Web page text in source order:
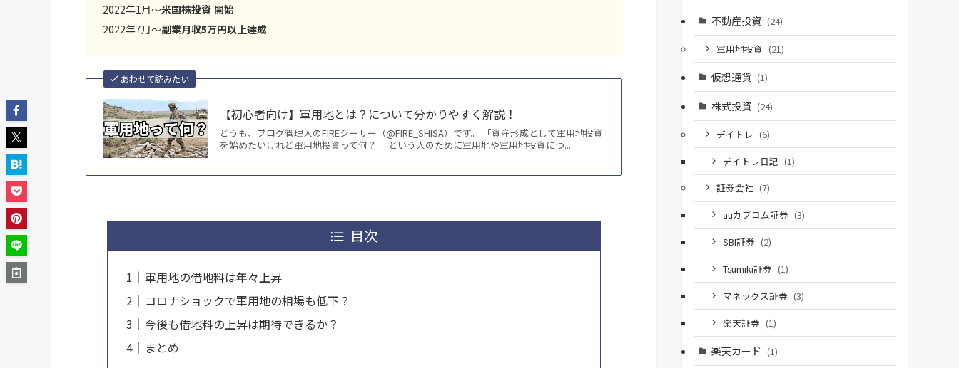
2022年1月～米国株投資 開始
2022年7月～副業月収5万円以上達成
あわせて読みたい
【初心者向け】軍用地とは？について分かりやすく解説！
どうも、ブログ管理人のFIREシーサー（@FIRE_SHISA）です。 「資産形成として軍用地投資
を始めたいけれど軍用地投資って何？」 という人のために軍用地や軍用地投資につ...
目次
軍用地の借地料は年々上昇
コロナショックで軍用地の相場も低下？
今後も借地料の上昇は期待できるか？
まとめ
不動産投資 (24)
軍用地投資 (21)
仮想通貨 (1)
株式投資 (24)
デイトレ (6)
デイトレ日記 (1)
証券会社 (7)
auカブコム証券 (3)
SBI証券 (2)
Tsumiki証券 (1)
マネックス証券 (3)
楽天証券 (1)
楽天カード (1)